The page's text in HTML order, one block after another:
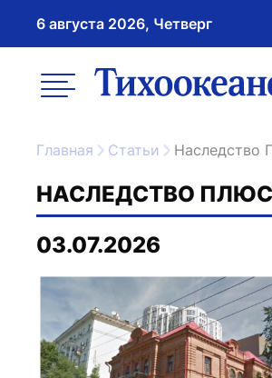
6 августа 2026, Четверг
меню
Главная Статьи
НАСЛЕДСТВО
03.07.2026